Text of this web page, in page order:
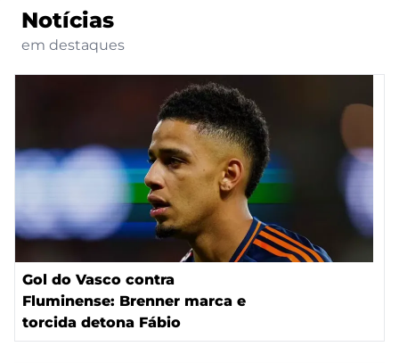
Notícias
em destaques
Gol do Vasco contra
Fluminense: Brenner marca e
torcida detona Fábio